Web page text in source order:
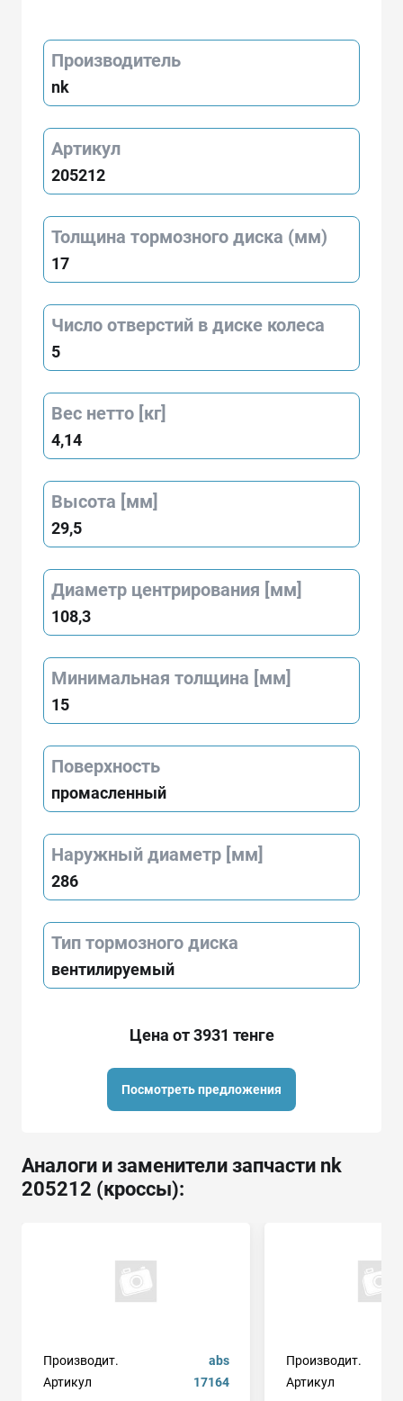
Производитель
nk
Артикул
205212
Толщина тормозного диска (мм)
17
Число отверстий в диске колеса
5
Вес нетто [кг]
4,14
Высота [мм]
29,5
Диаметр центрирования [мм]
108,3
Минимальная толщина [мм]
15
Поверхность
промасленный
Наружный диаметр [мм]
286
Тип тормозного диска
вентилируемый
Цена от 3931 тенге
Посмотреть предложения
Аналоги и заменители запчасти nk
205212 (кроссы):
Производит.
abs
Артикул
17164
Производит.
Артикул